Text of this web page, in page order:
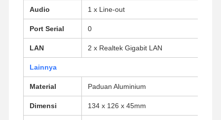
PC Mini POE
NAS Mini PC
Celeron Mini PC
Core Mini PC
Audio 1 x Line-out
Port Serial 0
LAN 2 x Realtek Gigabit LAN
Lainnya
Material Paduan Aluminium
Dimensi 134 x 126 x 45mm